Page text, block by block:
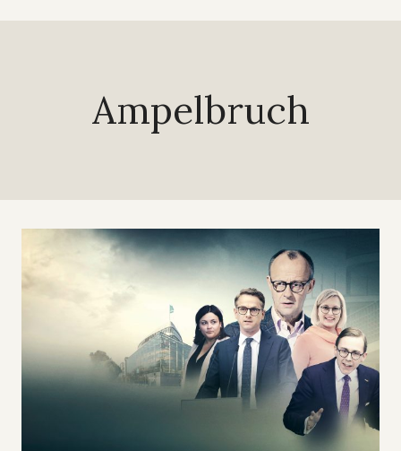
Ampelbruch